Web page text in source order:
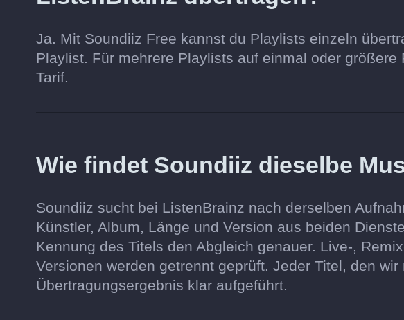
Ja. Mit Soundiiz Free kannst du Playlists einzeln
Playlist. Für mehrere Playlists auf einmal oder
Tarif.
Wie findet Soundiiz dieselbe
Soundiiz sucht bei ListenBrainz nach derselben
Künstler, Album, Länge und Version aus beiden
Kennung des Titels den Abgleich genauer. Live-,
Versionen werden getrennt geprüft. Jeder Titel, den
Übertragungsergebnis klar aufgeführt.